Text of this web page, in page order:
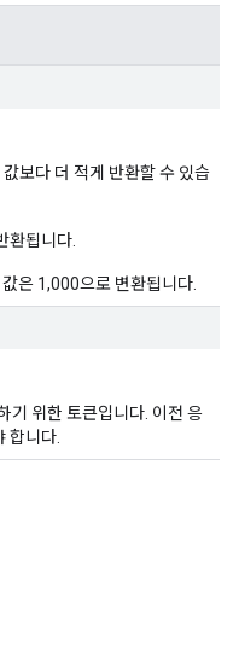
보다 더 적게 반환할 수 있습
환됩니다.
은 1,000으로 변환됩니다.
기 위한 토큰입니다. 이전 응
합니다.